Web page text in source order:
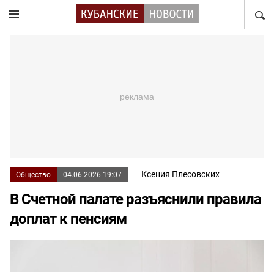
Общество 04.06.2026 19:07 Ксения Плесовских
В Счетной палате разъяснили правила
доплат к пенсиям